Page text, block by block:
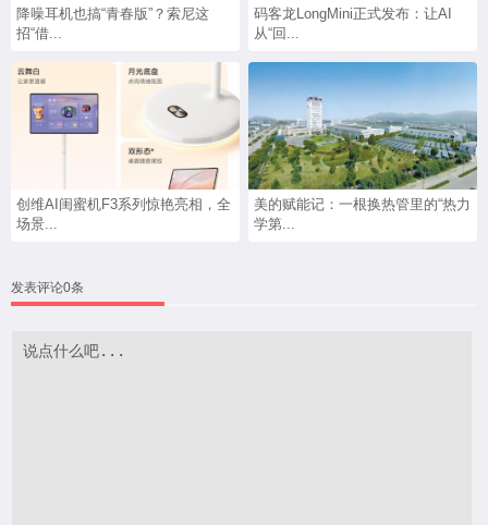
降噪耳机也搞“青春版”？索尼这
招“借...
码客龙LongMini正式发布：让AI
从“回...
创维AI闺蜜机F3系列惊艳亮相，全
场景...
美的赋能记：一根换热管里的“热力
学第...
发表评论0条